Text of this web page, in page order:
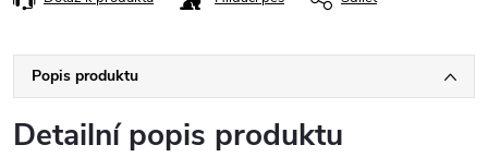
Popis produktu
Detailní popis produktu